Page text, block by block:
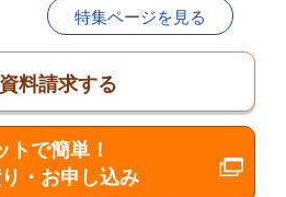
以外も保障！
病気や事故、感染症、老衰まで
ができます。
医師の審査は不要！
お申込みができます。
特集ページを見る
資料請求する
トで簡単！
・お申し込み